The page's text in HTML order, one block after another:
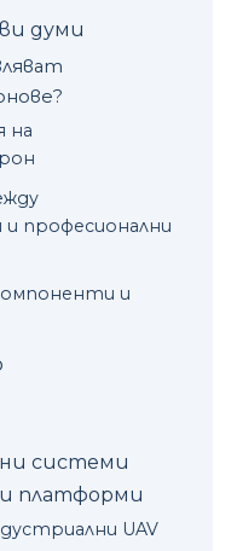
думи
на
професионални
и
системи
платформи
UAV